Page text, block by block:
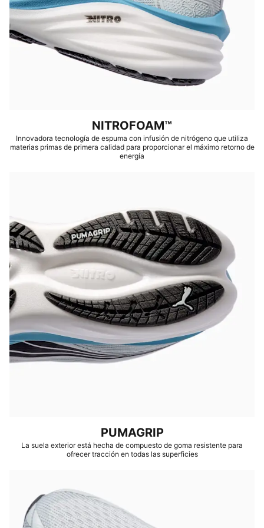
menos un 30% de materiales reciclados.
DETALLES
Ajuste regular
Puntera redondeada
Cierre: Cordones
NITROFOAM™
Innovadora tecnología de espuma con infusión de nitrógeno que utiliza
materias primas de primera calidad para proporcionar el máximo retorno de
energía
PUMAGRIP
La suela exterior está hecha de compuesto de goma resistente para
ofrecer tracción en todas las superficies